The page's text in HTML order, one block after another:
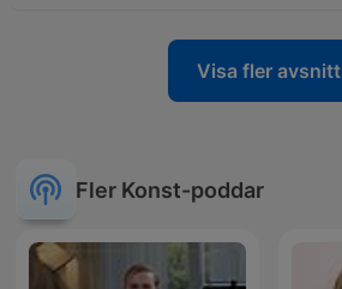
Visa fler avsnitt
Fler Konst-poddar